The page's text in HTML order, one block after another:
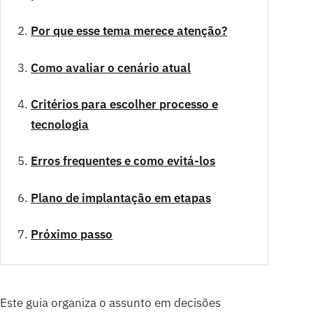
Por que esse tema merece atenção?
Como avaliar o cenário atual
Critérios para escolher processo e
tecnologia
Erros frequentes e como evitá-los
Plano de implantação em etapas
Próximo passo
Este guia organiza o assunto em decisões